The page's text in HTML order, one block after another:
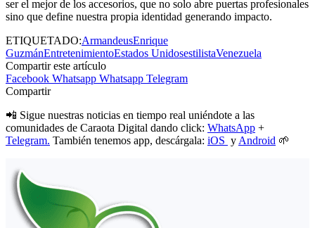
ser el mejor de los accesorios, que no solo abre puertas profesionales
sino que define nuestra propia identidad generando impacto.
ETIQUETADO:ArmandeusEnrique
GuzmánEntretenimientoEstados UnidosestilistaVenezuela
Compartir este artículo
Facebook Whatsapp Whatsapp Telegram
Compartir
📲 Sigue nuestras noticias en tiempo real uniéndote a las
comunidades de Caraota Digital dando click: WhatsApp +
Telegram. También tenemos app, descárgala: iOS y Android 🌱